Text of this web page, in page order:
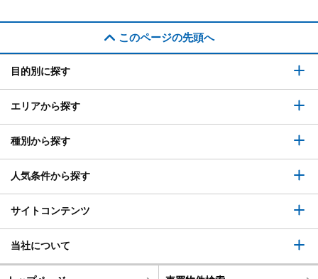
このページの先頭へ
目的別に探す
エリアから探す
種別から探す
人気条件から探す
サイトコンテンツ
当社について